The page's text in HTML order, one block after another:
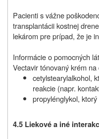
Pacienti s vážne
transplantácii kostnej
lekárom pre prípad, že je
Informácie o pomocných
Vectavir tónovaný krém
cetylstearylalkohol,
reakcie (napr.
propylénglykol,
4.5 Liekové a iné